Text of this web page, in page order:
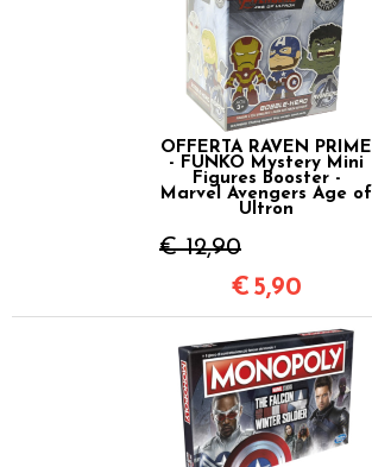
OFFERTA RAVEN PRIME
- FUNKO Mystery Mini
Figures Booster -
Marvel Avengers Age of
Ultron
€ 12,90
€ 5,90